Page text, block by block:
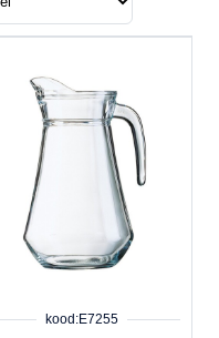
kood:E7255